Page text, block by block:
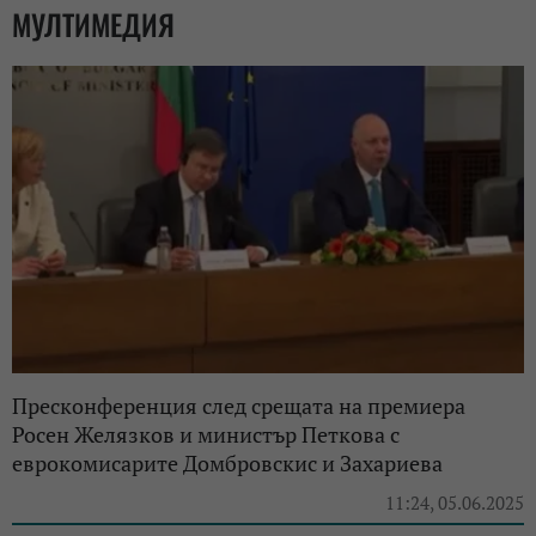
МУЛТИМЕДИЯ
Пресконференция след срещата на премиера
Росен Желязков и министър Петкова с
еврокомисарите Домбровскис и Захариева
11:24, 05.06.2025